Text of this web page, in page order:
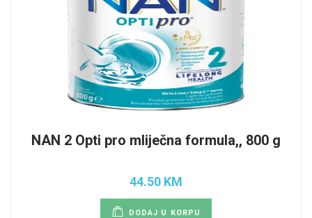
NAN 2 Opti pro mliječna formula,, 800 g
44.50 KM
DODAJ U KORPU